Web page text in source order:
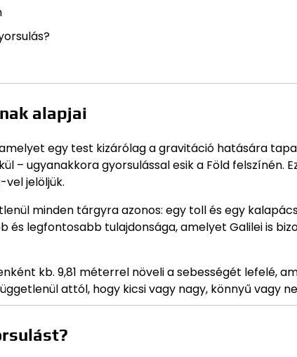
alapjai
egy test kizárólag a gravitáció hatására
– ugyanakkora gyorsulással esik a Föld felszínén.
-vel jelöljük.
minden tárgyra azonos: egy toll és egy
és legfontosabb tulajdonsága, amelyet Galilei is
kb. 9,81 méterrel növeli a sebességét lefelé,
attól, hogy kicsi vagy nagy, könnyű vagy